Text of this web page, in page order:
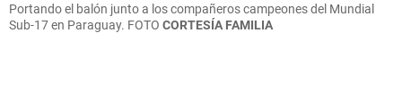
Portando el balón junto a los compañeros campeones del Mundial
Sub-17 en Paraguay. FOTO CORTESÍA FAMILIA